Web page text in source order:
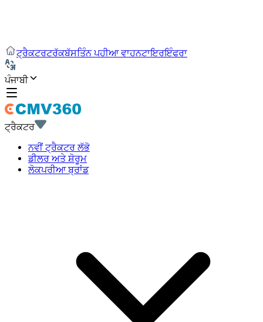
ਟ੍ਰੈਕਟਰਟਰੱਕਬੱਸਤਿੰਨ ਪਹੀਆ ਵਾਹਨਟਾਇਰਇੰਫਰਾ
ਪੰਜਾਬੀ
ਟ੍ਰੈਕਟਰ
ਨਵੀਂ ਟ੍ਰੈਕਟਰ ਲੱਭੋ
ਡੀਲਰ ਅਤੇ ਸ਼ੋਰੂਮ
ਲੋਕਪਰੀਆ ਬ੍ਰਾਂਡ